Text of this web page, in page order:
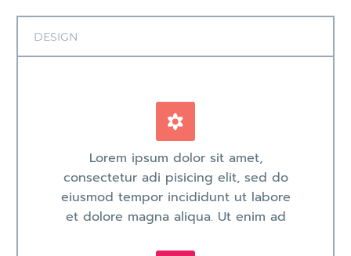
DESIGN


Lorem ipsum dolor sit amet,
consectetur adi pisicing elit, sed do
eiusmod tempor incididunt ut labore
et dolore magna aliqua. Ut enim ad